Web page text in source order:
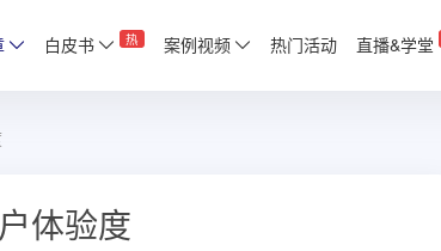
白皮书 热 案例视频 热门活动 直播&学堂
体验度